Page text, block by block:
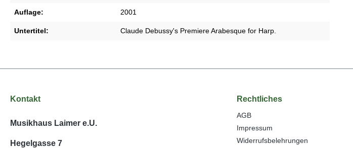
Auflage: 2001
Untertitel: Claude Debussy's Premiere Arabesque for Harp.
Kontakt
Musikhaus Laimer e.U.
Hegelgasse 7
Rechtliches
AGB
Impressum
Widerrufsbelehrungen